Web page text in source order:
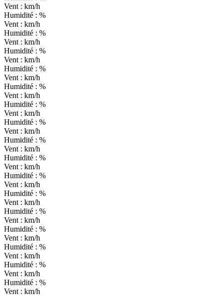
Vent : km/h
Humidité : %
Vent : km/h
Humidité : %
Vent : km/h
Humidité : %
Vent : km/h
Humidité : %
Vent : km/h
Humidité : %
Vent : km/h
Humidité : %
Vent : km/h
Humidité : %
Vent : km/h
Humidité : %
Vent : km/h
Humidité : %
Vent : km/h
Humidité : %
Vent : km/h
Humidité : %
Vent : km/h
Humidité : %
Vent : km/h
Humidité : %
Vent : km/h
Humidité : %
Vent : km/h
Humidité : %
Vent : km/h
Humidité : %
Vent : km/h